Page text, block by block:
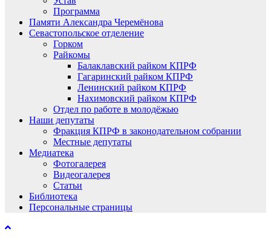
Программа
Памяти Александра Черемёнова
Севастопольское отделение
Горком
Райкомы
Балаклавский райком КПРФ
Гагаринский райком КПРФ
Ленинский райком КПРФ
Нахимовский райком КПРФ
Отдел по работе в молодёжью
Наши депутаты
Фракция КПРФ в законодательном собрании
Местные депутаты
Медиатека
Фотогалерея
Видеогалерея
Статьи
Библиотека
Персональные страницы